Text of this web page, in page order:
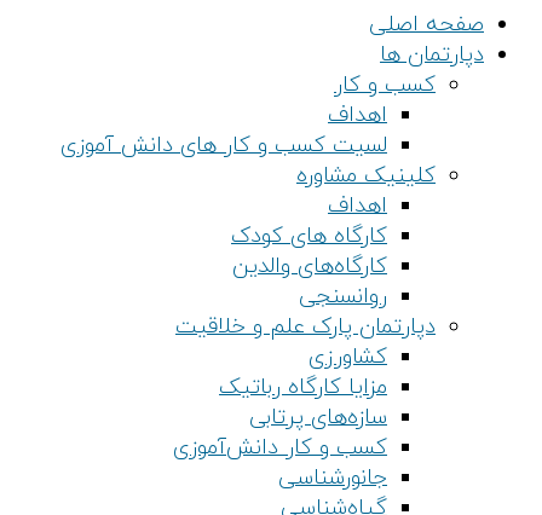
صفحه اصلی
دپارتمان ها
کسب و کار
اهداف
لسیت کسب و کار های دانش آموزی
کلینیک مشاوره
اهداف
کارگاه های کودک
کارگاه‌های والدین
روانسنجی
دپارتمان پارک علم و خلاقیت
کشاورزی
مزایا کارگاه رباتیک
سازه‌های پرتابی
کسب و کار دانش‌آموزی
جانورشناسی
گیاه‌شناسی